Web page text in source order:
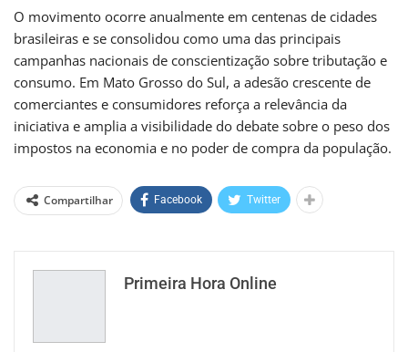
O movimento ocorre anualmente em centenas de cidades
brasileiras e se consolidou como uma das principais
campanhas nacionais de conscientização sobre tributação e
consumo. Em Mato Grosso do Sul, a adesão crescente de
comerciantes e consumidores reforça a relevância da
iniciativa e amplia a visibilidade do debate sobre o peso dos
impostos na economia e no poder de compra da população.
Compartilhar Facebook Twitter
Primeira Hora Online